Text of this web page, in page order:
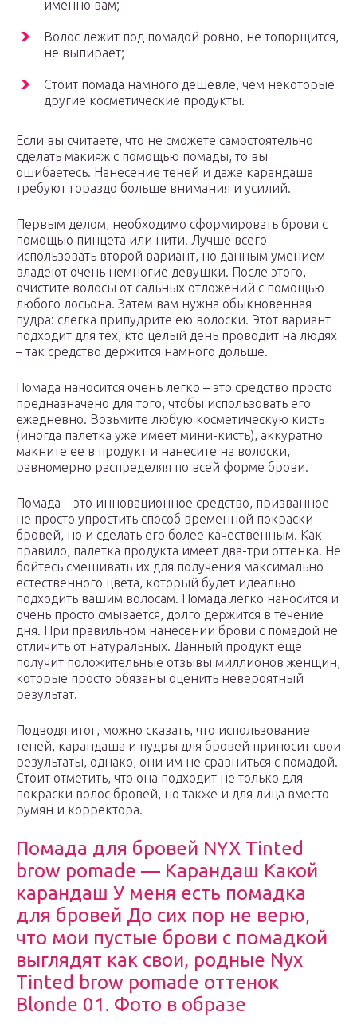
именно вам;
Волос лежит под помадой ровно, не топорщится,
не выпирает;
Стоит помада намного дешевле, чем некоторые
другие косметические продукты.
Если вы считаете, что не сможете самостоятельно
сделать макияж с помощью помады, то вы
ошибаетесь. Нанесение теней и даже карандаша
требуют гораздо больше внимания и усилий.
Первым делом, необходимо сформировать брови с
помощью пинцета или нити. Лучше всего
использовать второй вариант, но данным умением
владеют очень немногие девушки. После этого,
очистите волосы от сальных отложений с помощью
любого лосьона. Затем вам нужна обыкновенная
пудра: слегка припудрите ею волоски. Этот вариант
подходит для тех, кто целый день проводит на людях
– так средство держится намного дольше.
Помада наносится очень легко – это средство просто
предназначено для того, чтобы использовать его
ежедневно. Возьмите любую косметическую кисть
(иногда палетка уже имеет мини-кисть), аккуратно
макните ее в продукт и нанесите на волоски,
равномерно распределяя по всей форме брови.
Помада – это инновационное средство, призванное
не просто упростить способ временной покраски
бровей, но и сделать его более качественным. Как
правило, палетка продукта имеет два-три оттенка. Не
бойтесь смешивать их для получения максимально
естественного цвета, который будет идеально
подходить вашим волосам. Помада легко наносится и
очень просто смывается, долго держится в течение
дня. При правильном нанесении брови с помадой не
отличить от натуральных. Данный продукт еще
получит положительные отзывы миллионов женщин,
которые просто обязаны оценить невероятный
результат.
Подводя итог, можно сказать, что использование
теней, карандаша и пудры для бровей приносит свои
результаты, однако, они им не сравниться с помадой.
Стоит отметить, что она подходит не только для
покраски волос бровей, но также и для лица вместо
румян и корректора.
Помада для бровей NYX Tinted
brow pomade — Карандаш Какой
карандаш У меня есть помадка
для бровей До сих пор не верю,
что мои пустые брови с помадкой
выглядят как свои, родные Nyx
Tinted brow pomade оттенок
Blonde 01. Фото в образе